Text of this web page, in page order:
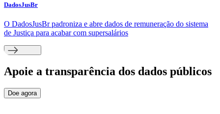
DadosJusBr
O DadosJusBr padroniza e abre dados de remuneração do sistema
de Justiça para acabar com supersalários
Apoie a transparência dos dados públicos
Doe agora